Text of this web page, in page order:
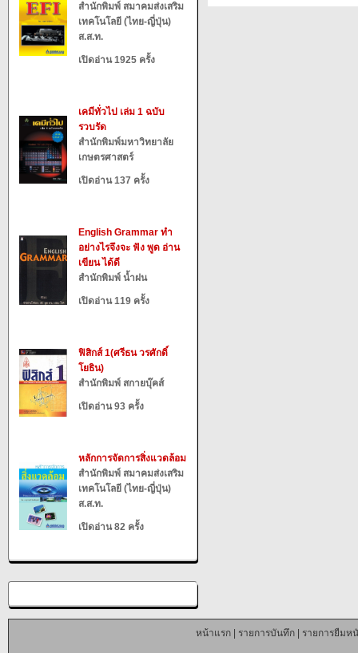
สำนักพิมพ์ สมาคมส่งเสริม
เทคโนโลยี (ไทย-ญี่ปุ่น)
ส.ส.ท.
เปิดอ่าน 1925 ครั้ง
เคมีทั่วไป เล่ม 1 ฉบับ
รวบรัด
สำนักพิมพ์มหาวิทยาลัย
เกษตรศาสตร์
เปิดอ่าน 137 ครั้ง
English Grammar ทำ
อย่างไรจึงจะ ฟัง พูด อ่าน
เขียน ได้ดี
สำนักพิมพ์ น้ำฝน
เปิดอ่าน 119 ครั้ง
ฟิสิกส์ 1(ศรีธน วรศักดิ์
โยธิน)
สำนักพิมพ์ สกายบุ๊คส์
เปิดอ่าน 93 ครั้ง
หลักการจัดการสิ่งแวดล้อม
สำนักพิมพ์ สมาคมส่งเสริม
เทคโนโลยี (ไทย-ญี่ปุ่น)
ส.ส.ท.
เปิดอ่าน 82 ครั้ง
หน้าแรก| รายการบันทึก| รายการยืมห